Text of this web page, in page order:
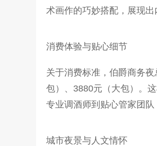
术画作的巧妙搭配，展现
消费体验与贴心细节
关于消费标准，伯爵商务
包）、3880元（大包）。
专业调酒师到贴心管家团
城市夜景与人文情怀